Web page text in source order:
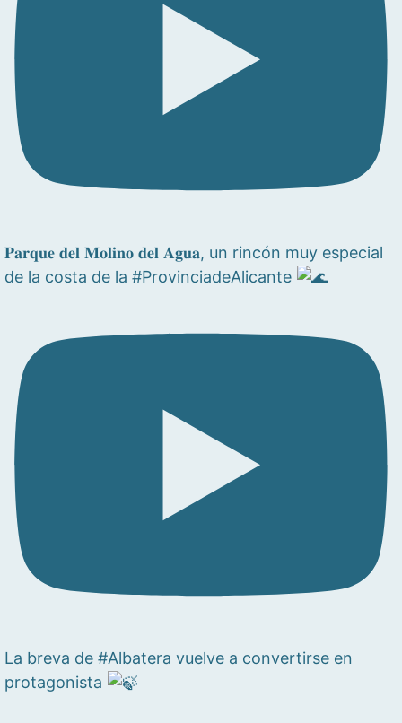
𝐏𝐚𝐫𝐪𝐮𝐞 𝐝𝐞𝐥 𝐌𝐨𝐥𝐢𝐧𝐨 𝐝𝐞𝐥 𝐀𝐠𝐮𝐚, un rincón muy especial
de la costa de la #ProvinciadeAlicante
La breva de #Albatera vuelve a convertirse en
protagonista